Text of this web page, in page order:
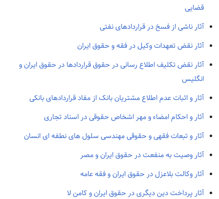
قضایی
آثار ناشی از فسخ در قراردادهای نفتی
آثار نقض تعهدات وکیل در فقه و حقوق ایران
آثار نقض تکلیف اطلاع رسانی در حقوق قراردادها در حقوق ایران و
انگلیس
آثار و اثبات عدم اطلاع مشتریان بانک از مفاد قراردادهای بانکی
آثار و احکام امضاء و مهر اشخاص حقوقی در اسناد تجاری
آثار و تبعات فقهی و حقوقی مهندسی سلول های نطفه ای انسان
آثار وصیت به منفعت در حقوق ایران و مصر
آثار وکالت بلاعزل در حقوق ایران و فقه عامه
آثار پرداخت دین دیگری در حقوق ایران و کامن لا